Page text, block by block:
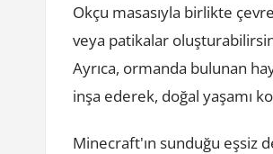
Okçu masasıyla birlikte
veya patikalar
Ayrıca, ormanda bulunan
inşa ederek, doğal yaşamı
Minecraft'ın sunduğu eşsiz